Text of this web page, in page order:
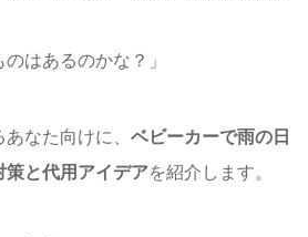
はあるのかな？」
なた向けに、 ベビーカーで雨の日
策と代用アイデアを紹介します。